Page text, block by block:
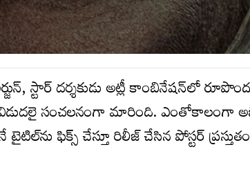
స్టార్ దర్శకుడు అట్లీ కాంబినేషన్‌లో
సంచలనంగా మారింది. ఎంతోకాలంగా
టైటిల్‌ను ఫిక్స్ చేస్తూ రిలీజ్ చేసిన పోస్టర్